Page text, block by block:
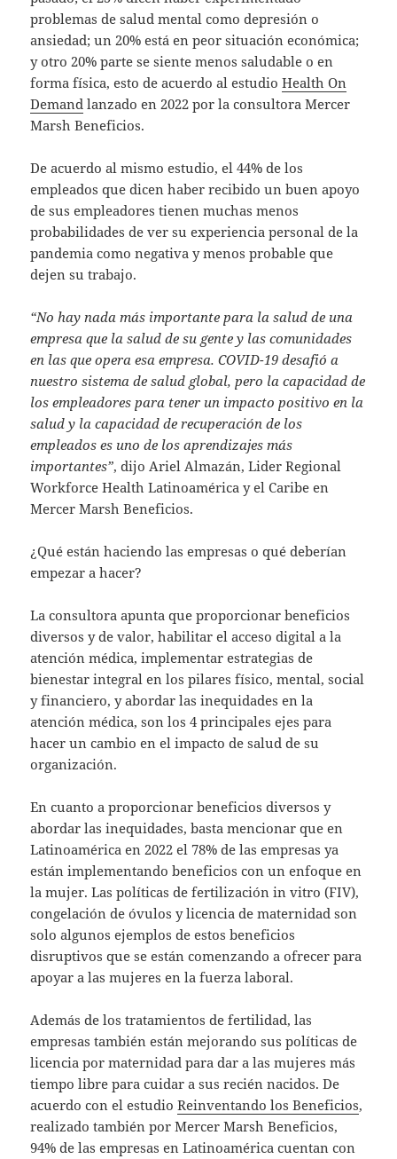
problemas de salud mental como depresión o
ansiedad; un 20% está en peor situación económica;
y otro 20% parte se siente menos saludable o en
forma física, esto de acuerdo al estudioHealth On
Demand lanzado en 2022 por la consultora Mercer
Marsh Beneficios.
De acuerdo al mismo estudio, el 44% de los
empleados que dicen haber recibido un buen apoyo
de sus empleadores tienen muchas menos
probabilidades de ver su experiencia personal de la
pandemia como negativa y menos probable que
dejen su trabajo.
“No hay nada más importante para la salud de una
empresa que la salud de su gente y las comunidades
en las que opera esa empresa. COVID-19 desafió a
nuestro sistema de salud global, pero la capacidad de
los empleadores para tener un impacto positivo en la
salud y la capacidad de recuperación de los
empleados es uno de los aprendizajes más
importantes”, dijo Ariel Almazán, Lider Regional
Workforce Health Latinoamérica y el Caribe en
Mercer Marsh Beneficios.
¿Qué están haciendo las empresas o qué deberían
empezar a hacer?
La consultora apunta que proporcionar beneficios
diversos y de valor, habilitar el acceso digital a la
atención médica, implementar estrategias de
bienestar integral en los pilares físico, mental, social
y financiero, y abordar las inequidades en la
atención médica, son los 4 principales ejes para
hacer un cambio en el impacto de salud de su
organización.
En cuanto a proporcionar beneficios diversos y
abordar las inequidades, basta mencionar que en
Latinoamérica en 2022 el 78% de las empresas ya
están implementando beneficios con un enfoque en
la mujer. Las políticas de fertilización in vitro (FIV),
congelación de óvulos y licencia de maternidad son
solo algunos ejemplos de estos beneficios
disruptivos que se están comenzando a ofrecer para
apoyar a las mujeres en la fuerza laboral.
Además de los tratamientos de fertilidad, las
empresas también están mejorando sus políticas de
licencia por maternidad para dar a las mujeres más
tiempo libre para cuidar a sus recién nacidos. De
acuerdo con el estudioReinventando los Beneficios,
realizado también por Mercer Marsh Beneficios,
94% de las empresas en Latinoamérica cuentan con